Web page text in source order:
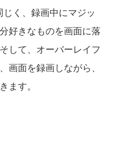
く、録画中にマジッ
好きなものを画面に落
して、オーバーレイフ
画面を録画しながら、
ます。